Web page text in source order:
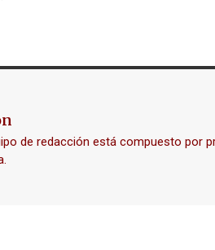
de redacción está compuesto por